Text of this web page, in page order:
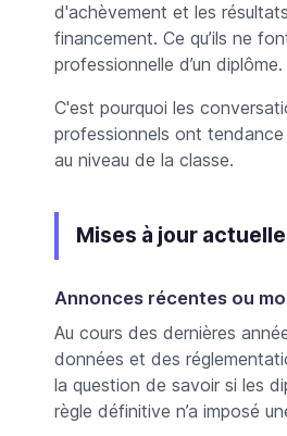
d'achèvement et les
financement. Ce qu’ils ne
professionnelle d’un diplôme.
C'est pourquoi les
professionnels ont tendance
au niveau de la classe.
Mises à jour
Annonces récentes ou
Au cours des dernières
données et des
la question de savoir si les
règle définitive n’a imposé